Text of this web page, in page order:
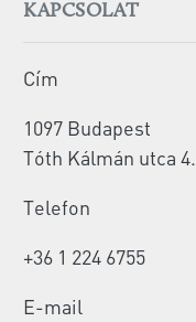
KAPCSOLAT
Cím
1097 Budapest
Tóth Kálmán utca 4.
Telefon
+36 1 224 6755
E-mail